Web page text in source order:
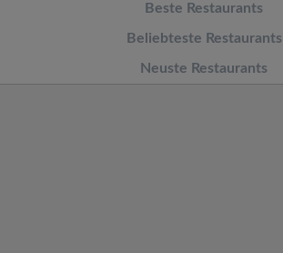
Beste Restaurants
Beliebteste Restaurants
Neuste Restaurants